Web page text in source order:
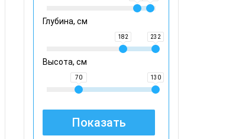
Глубина, см
182 232
Высота, см
70 130